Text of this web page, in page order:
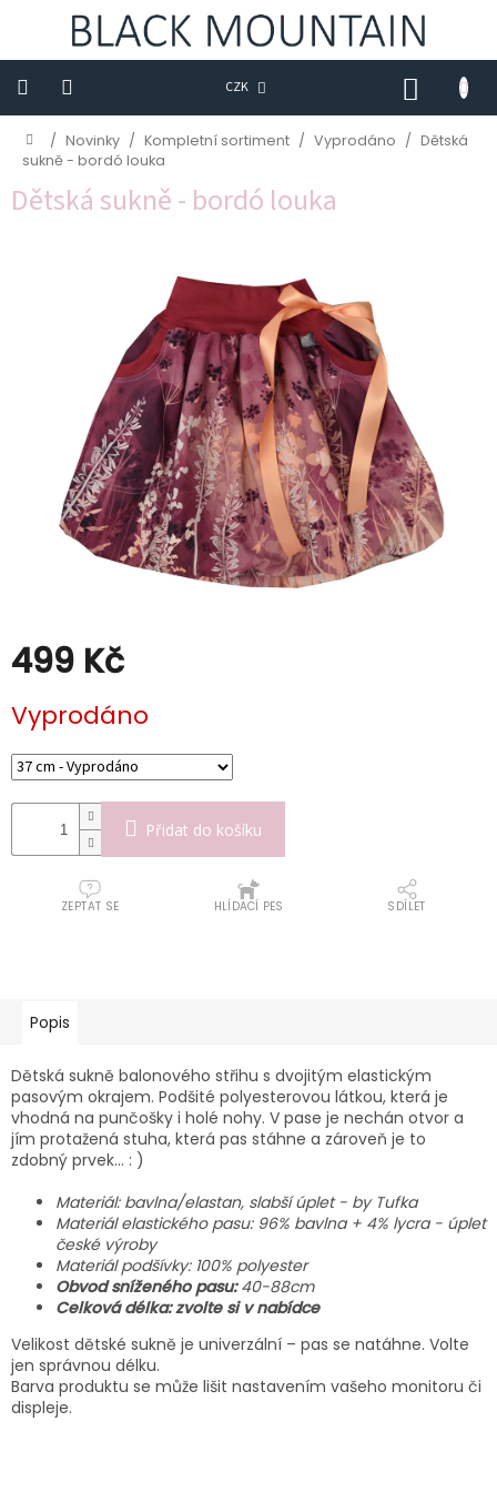
CZK
KOŠÍK
Novinky
M
Kabáty
Slevy
Domů
/ Novinky / Kompletní sortiment / Vyprodáno / Dětská
sukně - bordó louka
Dětská sukně - bordó louka
499 Kč
cena:
Vyprodáno
Přidat do košíku
ZEPTAT SE HLÍDACÍ PES SDÍLET
Popis
Dětská sukně balonového střihu s dvojitým elastickým
pasovým okrajem. Podšité polyesterovou látkou, která je
vhodná na punčošky i holé nohy. V pase je nechán otvor a
jím protažená stuha, která pas stáhne a zároveň je to
zdobný prvek… : )
Materiál: bavlna/elastan, slabší úplet - by Tufka
Materiál elastického pasu: 96% bavlna + 4% lycra - úplet
české výroby
Materiál podšívky: 100% polyester
Obvod sníženého pasu: 40-88cm
Celková délka: zvolte si v nabídce
Velikost dětské sukně je univerzální – pas se natáhne. Volte
jen správnou délku.
Barva produktu se může lišit nastavením vašeho monitoru či
displeje.